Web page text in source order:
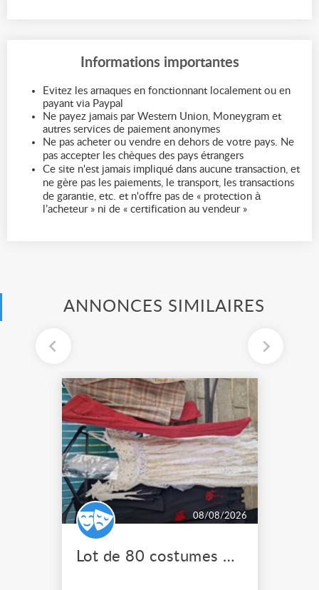
Informations importantes
Evitez les arnaques en fonctionnant localement ou en
payant via Paypal
Ne payez jamais par Western Union, Moneygram et
autres services de paiement anonymes
Ne pas acheter ou vendre en dehors de votre pays. Ne
pas accepter les chèques des pays étrangers
Ce site n'est jamais impliqué dans aucune transaction, et
ne gère pas les paiements, le transport, les transactions
de garantie, etc. et n'offre pas de « protection à
l’acheteur » ni de « certification au vendeur »
ANNONCES SIMILAIRES
08/08/2026
Lot de 80 costumes de scène pro